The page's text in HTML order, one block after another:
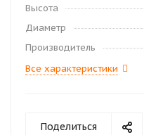
Высота
Диаметр
Производитель
Все характеристики
Поделиться